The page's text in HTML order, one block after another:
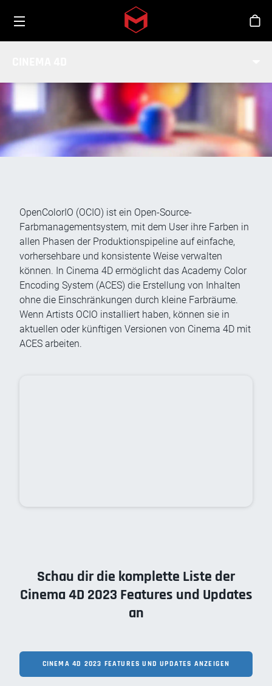
Skip to main content
OpenColorIO (OCIO) ist ein Open-Source-
Farbmanagementsystem, mit dem User ihre Farben in
allen Phasen der Produktionspipeline auf einfache,
vorhersehbare und konsistente Weise verwalten
können. In Cinema 4D ermöglicht das Academy Color
Encoding System (ACES) die Erstellung von Inhalten
ohne die Einschränkungen durch kleine Farbräume.
Wenn Artists OCIO installiert haben, können sie in
aktuellen oder künftigen Versionen von Cinema 4D mit
ACES arbeiten.
Schau dir die komplette Liste der
Cinema 4D 2023 Features und Updates
an
CINEMA 4D 2023 FEATURES UND UPDATES ANZEIGEN